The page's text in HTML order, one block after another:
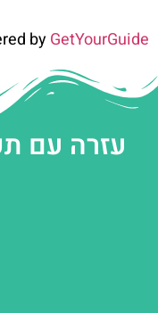
byGetYourGuide
עזרה עם